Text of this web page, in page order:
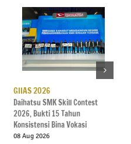
GIIAS 2026
Daihatsu SMK Skill Contest
2026, Bukti 15 Tahun
Konsistensi Bina Vokasi
08 Aug 2026